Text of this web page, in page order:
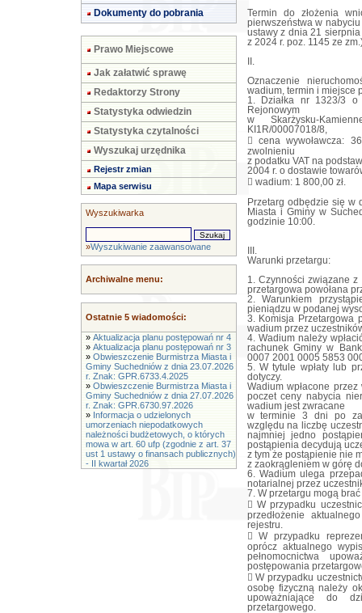
Dokumenty do pobrania
Prawo Miejscowe
Jak załatwić sprawę
Redaktorzy Strony
Statystyka odwiedzin
Statystyka czytalności
Wyszukaj urzędnika
Rejestr zmian
Mapa serwisu
Wyszukiwarka
»Wyszukiwanie zaawansowane
Archiwalne menu:
Ostatnie 5 wiadomości:
» Aktualizacja planu postępowań nr 4
» Aktualizacja planu postępowań nr 3
» Obwieszczenie Burmistrza Miasta i
Gminy Suchedniów z dnia 23.07.2026
r. Znak: GPR.6733.4.2025
» Obwieszczenie Burmistrza Miasta i
Gminy Suchedniów z dnia 27.07.2026
r. Znak: GPR.6730.97.2026
» Informacja o udzielonych
umorzeniach niepodatkowych
należności budżetowych, o których
mowa w art. 60 ufp (zgodnie z art. 37
ust 1 ustawy o finansach publicznych)
- II kwartał 2026
Termin do złożenia
pierwszeństwa w
ustawy z dnia 21
z 2024 r. poz. 1145 ze
Oznaczenie
wadium, termin i miejsce
1. Działka nr 1323/3
Rejonowym
w Skarżysku-
KI1R/00007018/8,
 cena wywoławcza:
zwolnieniu
z podatku VAT na
2004 r. o dostawie
 wadium: 1 800,00 zł.
Przetarg odbędzie się w
Miasta i Gminy w
godzinie 10:00.
Warunki przetargu:
1. Czynności związane
przetargowa powołana
2. Warunkiem
pieniądzu w podanej
3. Komisja Przetargowa
wadium przez
4. Wadium należy
rachunek Gminy w
0007 2001 0005 5853
5. W tytule wpłaty lub
dotyczy.
Wadium wpłacone
poczet ceny nabycia
wadium jest zwracane
w terminie 3 dni po
względu na liczbę
najmniej jedno
postąpienia decydują
z tym że postąpienie nie
z zaokrągleniem w górę
6. Wadium ulega
notarialnej przez
7. W przetargu mogą
 W przypadku
przedłożenie
rejestru.
 W przypadku
oprócz aktualnego
pełnomocnictwa
postępowania
 W przypadku
osobę fizyczną należy
upoważniające do
przetargowego.